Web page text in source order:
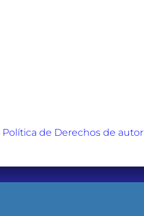
Política de Derechos de autor